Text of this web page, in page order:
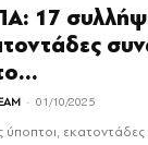
17
- 01/10/2025
ύποπτοι,